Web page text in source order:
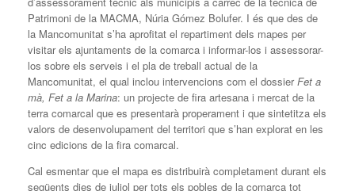
Patrimoni de la MACMA, Núria Gómez Bolufer. I és que des de
la Mancomunitat s’ha aprofitat el repartiment dels mapes per
visitar els ajuntaments de la comarca i informar-los i assessorar-
los sobre els serveis i el pla de treball actual de la
Mancomunitat, el qual inclou intervencions com el dossierFet a
mà, Fet a la Marina: un projecte de fira artesana i mercat de la
terra comarcal que es presentarà properament i que sintetitza els
valors de desenvolupament del territori que s’han explorat en les
cinc edicions de la fira comarcal.
Cal esmentar que el mapa es distribuirà completament durant els
següents dies de juliol per tots els pobles de la comarca tot